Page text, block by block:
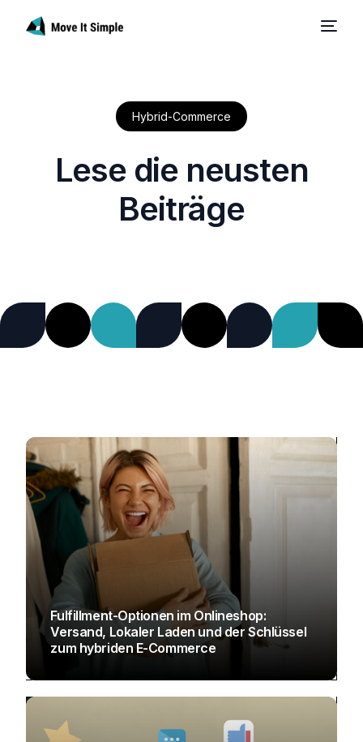
Hybrid-Commerce
Lese die neusten
Beiträge
Fulfillment-Optionen im Onlineshop:
Versand, Lokaler Laden und der Schlüssel
zum hybriden E-Commerce